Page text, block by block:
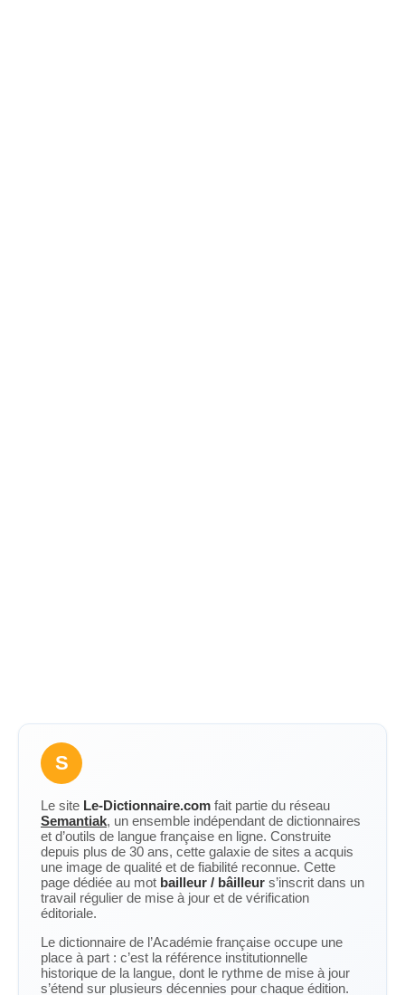
S
Le site Le-Dictionnaire.com fait partie du réseau
Semantiak, un ensemble indépendant de dictionnaires
et d’outils de langue française en ligne. Construite
depuis plus de 30 ans, cette galaxie de sites a acquis
une image de qualité et de fiabilité reconnue. Cette
page dédiée au mot bailleur / bâilleur s’inscrit dans un
travail régulier de mise à jour et de vérification
éditoriale.
Le dictionnaire de l’Académie française occupe une
place à part : c’est la référence institutionnelle
historique de la langue, dont le rythme de mise à jour
s’étend sur plusieurs décennies pour chaque édition.